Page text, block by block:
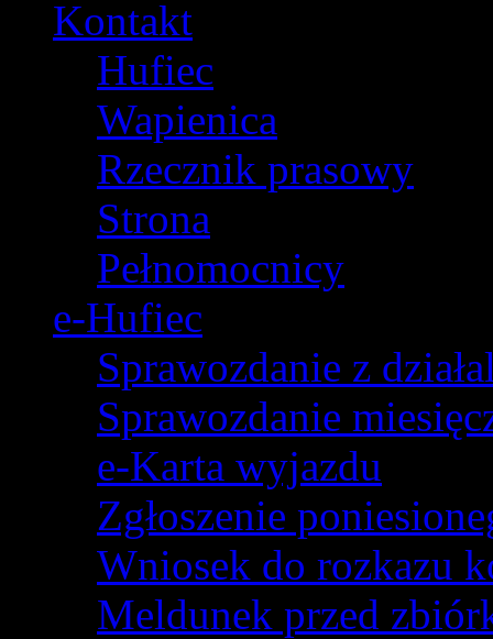
Kontakt
Hufiec
Wapienica
Rzecznik prasowy
Strona
Pełnomocnicy
e-Hufiec
Sprawozdanie z
Sprawozdanie
e-Karta wyjazdu
Zgłoszenie
Wniosek do rozkazu
Meldunek przed